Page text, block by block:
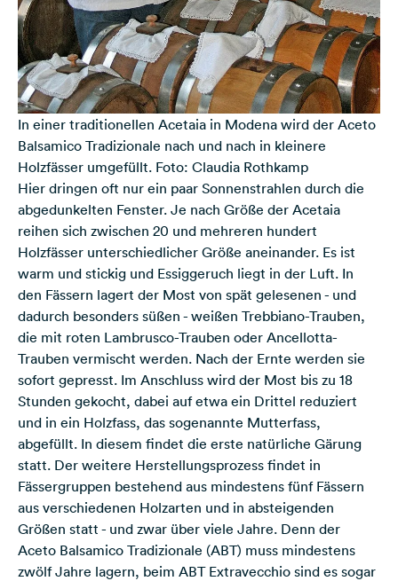
In einer traditionellen Acetaia in Modena wird der Aceto
Balsamico Tradizionale nach und nach in kleinere
Holzfässer umgefüllt. Foto: Claudia Rothkamp
Hier dringen oft nur ein paar Sonnenstrahlen durch die
abgedunkelten Fenster. Je nach Größe der Acetaia
reihen sich zwischen 20 und mehreren hundert
Holzfässer unterschiedlicher Größe aneinander. Es ist
warm und stickig und Essiggeruch liegt in der Luft. In
den Fässern lagert der Most von spät gelesenen - und
dadurch besonders süßen - weißen Trebbiano-Trauben,
die mit roten Lambrusco-Trauben oder Ancellotta-
Trauben vermischt werden. Nach der Ernte werden sie
sofort gepresst. Im Anschluss wird der Most bis zu 18
Stunden gekocht, dabei auf etwa ein Drittel reduziert
und in ein Holzfass, das sogenannte Mutterfass,
abgefüllt. In diesem findet die erste natürliche Gärung
statt. Der weitere Herstellungsprozess findet in
Fässergruppen bestehend aus mindestens fünf Fässern
aus verschiedenen Holzarten und in absteigenden
Größen statt - und zwar über viele Jahre. Denn der
Aceto Balsamico Tradizionale (ABT) muss mindestens
zwölf Jahre lagern, beim ABT Extravecchio sind es sogar